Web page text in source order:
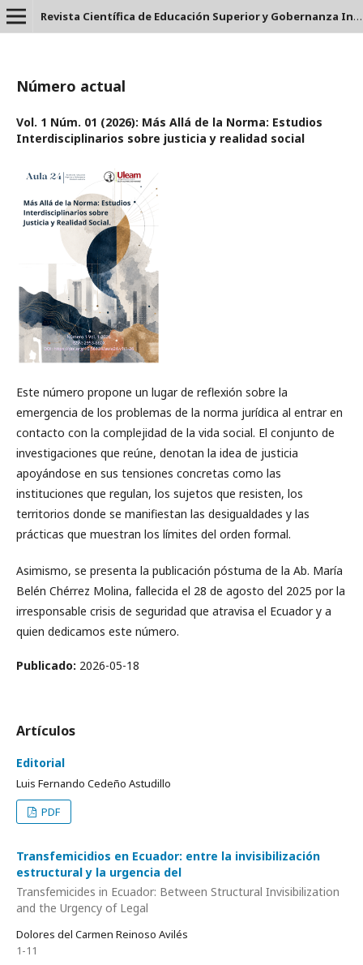
Revista Científica de Educación Superior y Gobernanza Interuniversitaria Aula 24 - ISSN: 2953-660X
Número actual
Vol. 1 Núm. 01 (2026): Más Allá de la Norma: Estudios
Interdisciplinarios sobre justicia y realidad social
Este número propone un lugar de reflexión sobre la
emergencia de los problemas de la norma jurídica al entrar en
contacto con la complejidad de la vida social. El conjunto de
investigaciones que reúne, denotan la idea de justicia
apoyándose en sus tensiones concretas como las
instituciones que regulan, los sujetos que resisten, los
territorios donde se manifiestan las desigualdades y las
prácticas que muestran los límites del orden formal.
Asimismo, se presenta la publicación póstuma de la Ab. María
Belén Chérrez Molina, fallecida el 28 de agosto del 2025 por la
irresponsable crisis de seguridad que atravisa el Ecuador y a
quien dedicamos este número.
Publicado: 2026-05-18
Artículos
Editorial
Luis Fernando Cedeño Astudillo
PDF
Transfemicidios en Ecuador: entre la invisibilización
estructural y la urgencia del
Transfemicides in Ecuador: Between Structural Invisibilization
and the Urgency of Legal
Dolores del Carmen Reinoso Avilés
1-11